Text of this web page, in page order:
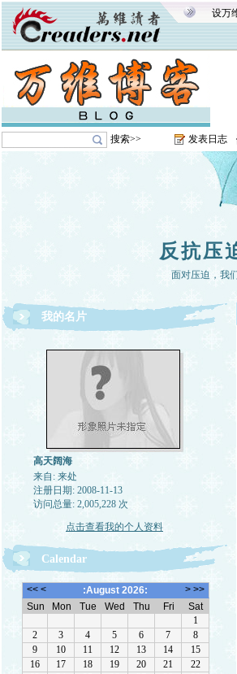
设万
搜索>> 发表日志
反抗压
面对压迫，我
我的名片
高天阔海
来自: 来处
注册日期: 2008-11-13
访问总量: 2,005,228 次
点击查看我的个人资料
Calendar